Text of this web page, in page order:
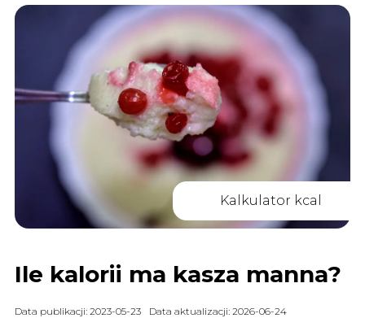
Kalkulator kcal
Ile kalorii ma kasza manna?
Data publikacji: 2023-05-23 Data aktualizacji: 2026-06-24